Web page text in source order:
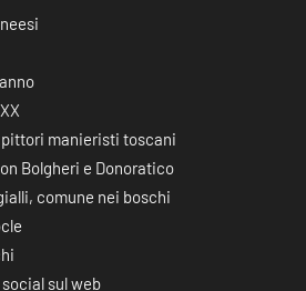
manieristi toscani
Bolgheri e Donoratico
comune nei boschi
sul web